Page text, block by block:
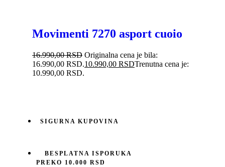
Movimenti 7270 asport cuoio
16.990,00RSD Originalna cena je bila:
16.990,00 RSD.10.990,00 RSDTrenutna cena je:
10.990,00 RSD.
SIGURNA KUPOVINA
BESPLATNA ISPORUKA
PREKO 10.000 RSD